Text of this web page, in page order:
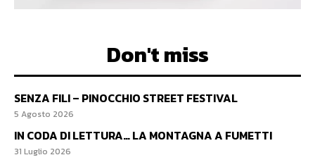
Don't miss
SENZA FILI – PINOCCHIO STREET FESTIVAL
5 Agosto 2026
IN CODA DI LETTURA… LA MONTAGNA A FUMETTI
31 Luglio 2026